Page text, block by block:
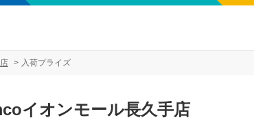
入荷プライズ
イオンモール長久手店